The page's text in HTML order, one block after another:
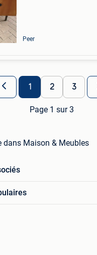
Peer
1 2 3
Page 1 sur 3
dans Maison & Meubles